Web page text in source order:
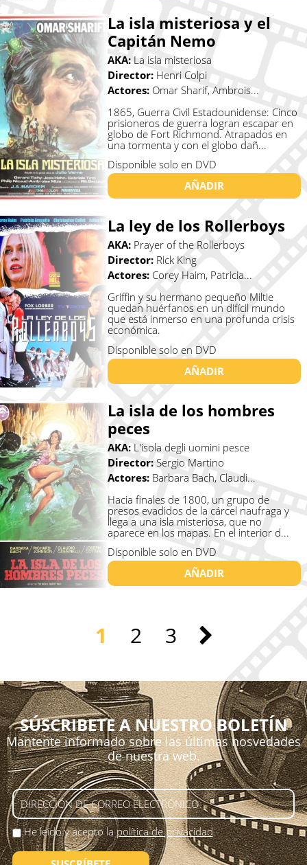
La isla misteriosa y el
Capitán Nemo
AKA: La isla misteriosa
Director: Henri Colpi
Actores: Omar Sharif, Ambrois...
1865, Guerra Civil Estadounidense: Cinco
prisioneros de guerra logran escapar en
globo de Fort Richmond. Atrapados en
una tormenta y con el globo dañ...
Disponible solo en DVD
AÑADIR
La ley de los Rollerboys
AKA: Prayer of the Rollerboys
Director: Rick King
Actores: Corey Haim, Patricia...
Griffin y su hermano pequeño Miltie
quedan huérfanos en un difícil mundo
que está inmerso en una profunda crisis
económica.
Disponible solo en DVD
AÑADIR
La isla de los hombres
peces
AKA:L'isola degli uomini pesce
Director:Sergio Martino
Actores: Barbara Bach, Claudi...
Hacia finales de 1800, un grupo de
presos evadidos de la cárcel naufraga y
llega a una isla misteriosa, que no
aparece en los mapas. En el interior d...
Disponible solo en DVD
AÑADIR
1 2 3
SÚSCRIBETE A NUESTRO BOLETÍN
Mantente informado sobre las últimas nosvedades
de nuestra web.
He leído y acepto lapolítica de privacidad.